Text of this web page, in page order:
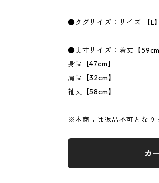
●タグサイズ：サイズ 【L】
●実寸サイズ：着丈【59cm
身幅【47cm】
肩幅【32cm】
袖丈【58cm】
※本商品は返品不可となり
カ